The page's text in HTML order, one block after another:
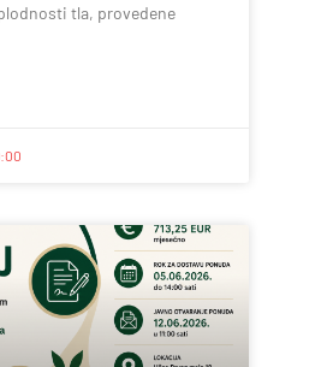
tla, provedene